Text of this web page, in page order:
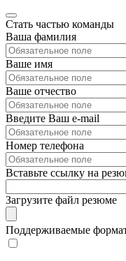
Стать частью команды
Ваша фамилия
Ваше имя
Ваше отчество
Введите Ваш e-mail
Номер телефона
Вставьте ссылку на
Загрузите файл резюме
Поддерживаемые